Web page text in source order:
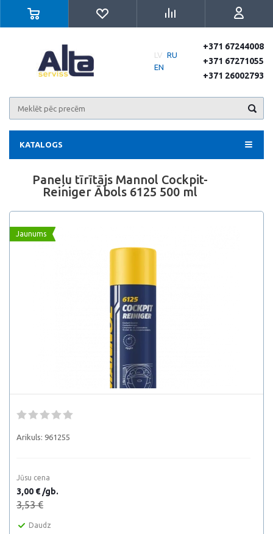
LV RU
EN
+371 67244008
+371 67271055
+371 26002793
KATALOGS
Paneļu tīrītājs Mannol Cockpit-
Reiniger Ābols 6125 500 ml
Jaunums
Arikuls: 961255
Jūsu cena
3,00 € /gb.
3,53 €
Daudz